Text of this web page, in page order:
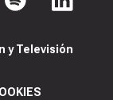
y Televisión